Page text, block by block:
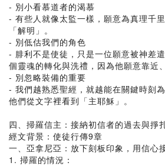
- 別小看慕道者的渴慕
- 有些人就像太監一樣，願意為真理千
「解明」。
- 別低估我們的角色
- 腓利不是使徒，只是一位願意被神差
個靈魂的轉化與洗禮，因為他願意靠近
- 別忽略裝備的重要
- 我們越熟悉聖經，就越能在關鍵時刻
他們從文字裡看到「主耶穌」。
四、掃羅信主：接納初信者的過去與掙
經文背景：使徒行傳9章
一、亞拿尼亞：放下刻板印象，用信心
1. 掃羅的情況：